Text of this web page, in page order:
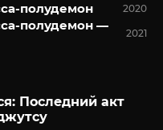
полудемон 2020
полудемон —
2021
Последний акт